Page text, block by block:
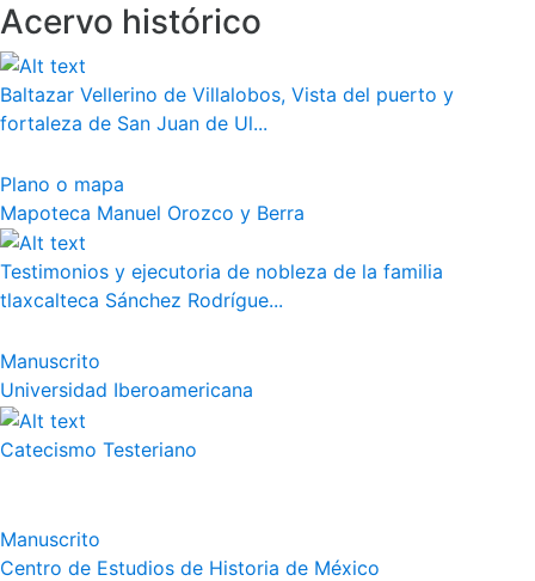
Acervo histórico
Baltazar Vellerino de Villalobos, Vista del puerto y
fortaleza de San Juan de Ul...
Plano o mapa
Mapoteca Manuel Orozco y Berra
Testimonios y ejecutoria de nobleza de la familia
tlaxcalteca Sánchez Rodrígue...
Manuscrito
Universidad Iberoamericana
Catecismo Testeriano
Manuscrito
Centro de Estudios de Historia de México